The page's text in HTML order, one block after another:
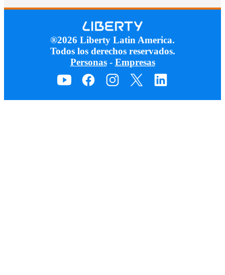
®2026 Liberty Latin America.
Todos los derechos reservados.
Personas- Empresas